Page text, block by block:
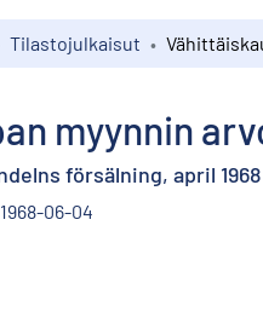
Tilastojulkaisut
myynnin
försälning, april 1968
1968-06-04